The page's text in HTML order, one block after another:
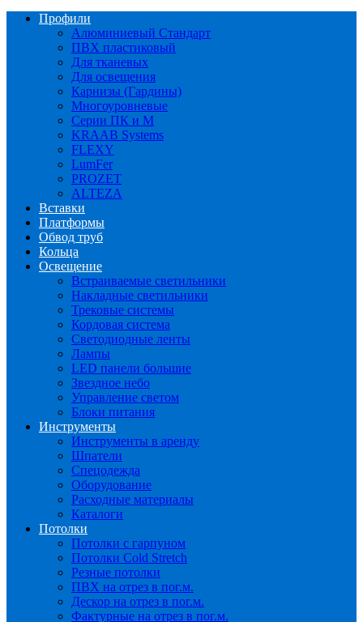
Профили
Алюминиевый Стандарт
ПВХ пластиковый
Для тканевых
Для освещения
Карнизы (Гардины)
Многоуровневые
Серии ПК и М
KRAAB Systems
FLEXY
LumFer
PROZET
ALTEZA
Вставки
Платформы
Обвод труб
Кольца
Освещение
Встраиваемые светильники
Накладные светильники
Трековые системы
Кордовая система
Светодиодные ленты
Лампы
LED панели большие
Звездное небо
Управление светом
Блоки питания
Инструменты
Инструменты в аренду
Шпатели
Спецодежда
Оборудование
Расходные материалы
Каталоги
Потолки
Потолки с гарпуном
Потолки Cold Stretch
Резные потолки
ПВХ на отрез в пог.м.
Дескор на отрез в пог.м.
Фактурные на отрез в пог.м.